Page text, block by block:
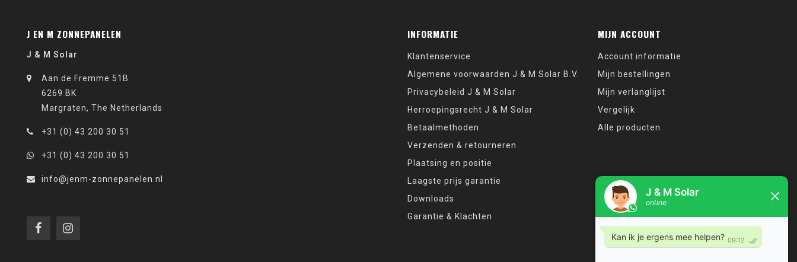
J EN M ZONNEPANELEN
J & M Solar
Aan de Fremme 51B
6269 BK
Margraten, The Netherlands
+31 (0) 43 200 30 51
+31 (0) 43 200 30 51
info@jenm-zonnepanelen.nl
INFORMATIE
Klantenservice
Algemene voorwaarden J & M Solar B.V.
Privacybeleid J & M Solar
Herroepingsrecht J & M Solar
Betaalmethoden
Verzenden & retourneren
Plaatsing en positie
Laagste prijs garantie
Downloads
Garantie & Klachten
MIJN ACCOUNT
Account informatie
Mijn bestellingen
Mijn verlanglijst
Vergelijk
Alle producten